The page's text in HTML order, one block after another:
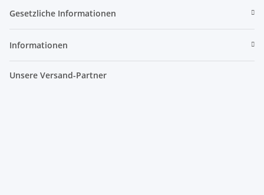
Gesetzliche Informationen
Informationen
Unsere Versand-Partner